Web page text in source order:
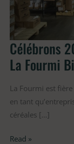
Célébrons
La Fourmi
La Fourmi est
en tant
céréales […]
Bionique
Inc.
Read »